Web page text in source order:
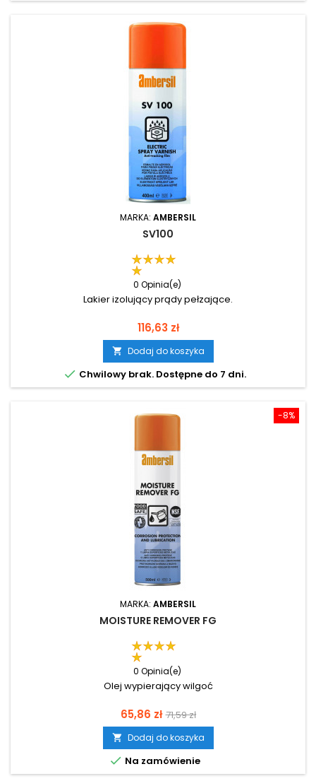
MARKA: AMBERSIL
SV100
0 Opinia(e)
Lakier izolujący prądy pełzające.
Cena
116,63 zł
 Dodaj do koszyka
 Chwilowy brak. Dostępne do 7 dni.
-8%
MARKA: AMBERSIL
MOISTURE REMOVER FG
0 Opinia(e)
Olej wypierający wilgoć
Cena
65,86 zł Cena
podstawowa
71,59 zł
 Dodaj do koszyka
 Na zamówienie